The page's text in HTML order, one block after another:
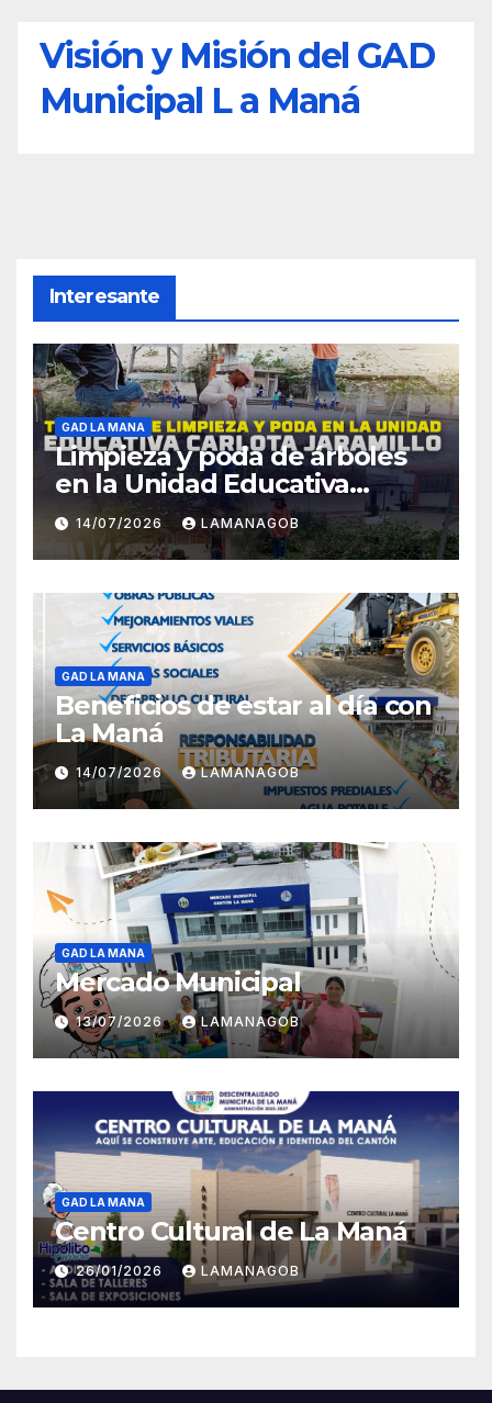
Visión y Misión del GAD
Municipal L a Maná
Interesante
GAD LA MANA
Limpieza y poda de árboles
en la Unidad Educativa
Carlota Jaramillo
14/07/2026 LAMANAGOB
GAD LA MANA
Beneficios de estar al día con
La Maná
14/07/2026 LAMANAGOB
GAD LA MANA
Mercado Municipal
13/07/2026 LAMANAGOB
GAD LA MANA
Centro Cultural de La Maná
26/01/2026 LAMANAGOB